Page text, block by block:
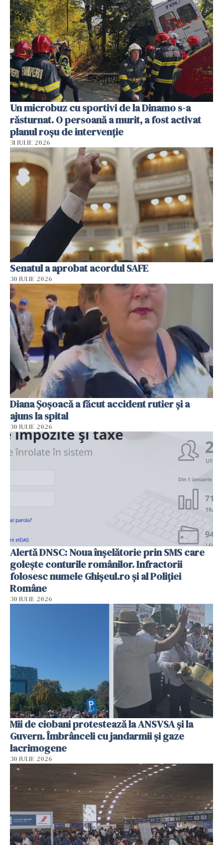
Un microbuz cu sportivi de la Dinamo s-a
răsturnat. O persoană a murit, a fost activat
planul roșu de intervenție
31 IULIE 2026
Senatul a aprobat acordul SAFE
30 IULIE 2026
Diana Șoșoacă a făcut accident rutier și a
ajuns la spital
30 IULIE 2026
Alertă DNSC: Noua înșelătorie prin SMS care
golește conturile românilor. Infractorii
folosesc numele Ghișeul.ro și al Poliției
Române
30 IULIE 2026
Mii de ciobani protestează la ANSVSA și la
Guvern. Îmbrânceli cu jandarmii și gaze
lacrimogene
30 IULIE 2026